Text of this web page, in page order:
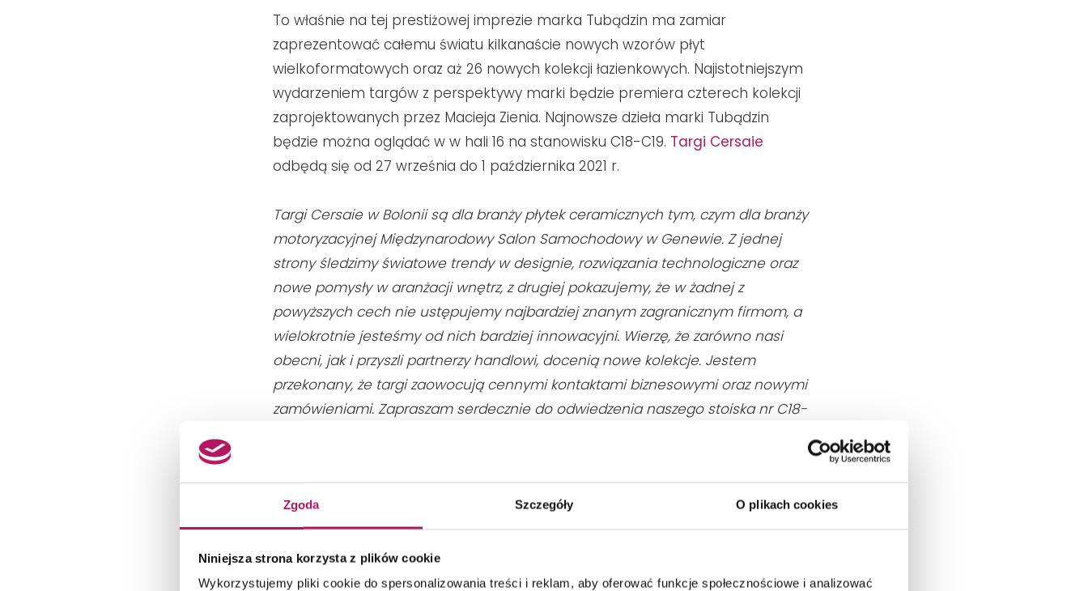
Zgoda Szczegóły O plikach cookies
Niniejsza strona korzysta z plików cookie
Wykorzystujemy pliki cookie do spersonalizowania treści i reklam, aby oferować funkcje społecznościowe i analizować
To właśnie na tej prestiżowej imprezie marka Tubądzin ma zamiar
zaprezentować całemu światu kilkanaście nowych wzorów płyt
wielkoformatowych oraz aż 26 nowych kolekcji łazienkowych. Najistotniejszym
wydarzeniem targów z perspektywy marki będzie premiera czterech kolekcji
zaprojektowanych przez Macieja Zienia. Najnowsze dzieła marki Tubądzin
będzie można oglądać w w hali 16 na stanowisku C18-C19. Targi Cersaie
odbędą się od 27 września do 1 października 2021 r.
Targi Cersaie w Bolonii są dla branży płytek ceramicznych tym, czym dla branży
motoryzacyjnej Międzynarodowy Salon Samochodowy w Genewie. Z jednej
strony śledzimy światowe trendy w designie, rozwiązania technologiczne oraz
nowe pomysły w aranżacji wnętrz, z drugiej pokazujemy, że w żadnej z
powyższych cech nie ustępujemy najbardziej znanym zagranicznym firmom, a
wielokrotnie jesteśmy od nich bardziej innowacyjni. Wierzę, że zarówno nasi
obecni, jak i przyszli partnerzy handlowi, docenią nowe kolekcje. Jestem
przekonany, że targi zaowocują cennymi kontaktami biznesowymi oraz nowymi
zamówieniami. Zapraszam serdecznie do odwiedzenia naszego stoiska nr C18-
Wśród nowych pozycji znajduje się blisko 20 nowych, inspirowanych naturą
rodzajów płytek wielkoformatowych, które zachwycają kolorami i teksturą
naturalnego kamienia. Jednym z najistotniejszych wydarzeń targów będzie
premiera kolekcji zaprojektowanych przez Macieja Zienia. Serię Boho cechuje